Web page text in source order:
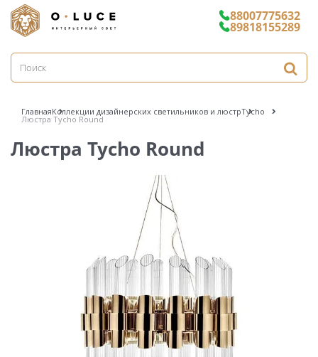
88007775632
89818155289
ГлавнаяКоллекции дизайнерских светильников и люстрTycho
Люстра Tycho Round
Люстра Tycho Round